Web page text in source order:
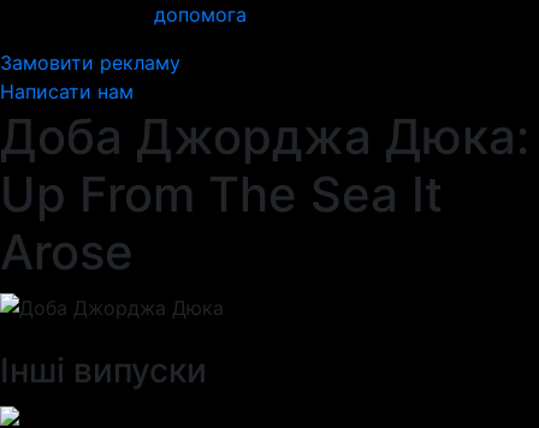
допомога
Замовити рекламу
Написати нам
Доба Джорджа Дюка:
Up From The Sea It
Arose
Інші випуски